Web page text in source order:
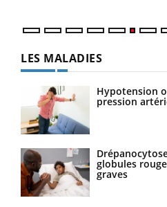
LES MALADIES
Hypotension
pression
globules
graves